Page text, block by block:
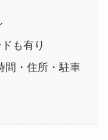
も有り
間・住所・駐車